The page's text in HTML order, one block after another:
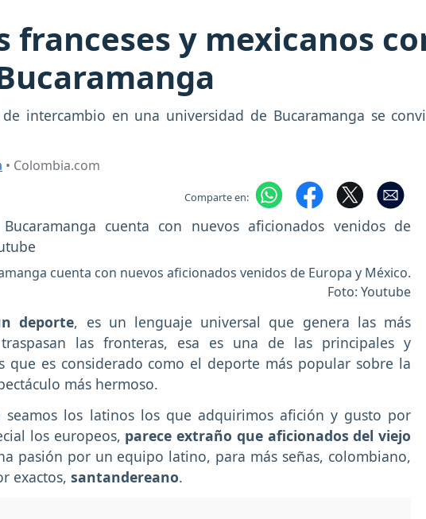
franceses y mexicanos
intercambio en una universidad de Bucaramanga se
• Colombia.com
Comparte en:
cuenta con nuevos aficionados venidos de Europa y México.
Foto: Youtube
deporte, es un lenguaje universal que genera las más
las fronteras, esa es una de las principales y
que es considerado como el deporte más popular sobre la
más hermoso.
seamos los latinos los que adquirimos afición y gusto por
los europeos, parece extraño que aficionados del viejo
pasión por un equipo latino, para más señas, colombiano,
exactos, santandereano.